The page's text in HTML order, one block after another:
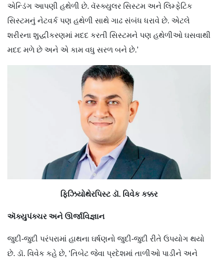
એન્ડિંગ આપણી હથેળી છે. વૅસ્ક્યુલર સિસ્ટમ અને લિમ્ફેટિક
સિસ્ટમનું નેટવર્ક પણ હથેળી સાથે ગાઢ સંબંધ ધરાવે છે. એટલે
શરીરના શુદ્ધીકરણમાં મદદ કરતી સિસ્ટમને પણ હથેળીઓ ઘસવાથી
મદદ મળે છે અને એ કામ વધુ સરળ બને છે.’
ફિઝિયોથેરપિસ્ટ ડૉ. વિવેક કક્કર
ઍક્યુપંક્ચર અને ઊર્જાવિજ્ઞાન
જુદી-જુદી પરંપરામાં હાથના ઘર્ષણનો જુદી-જુદી રીતે ઉપયોગ થયો
છે. ડૉ. વિવેક કહે છે, ‘તિબેટ જેવા પ્રદેશમાં તાળીઓ પાડીને અને